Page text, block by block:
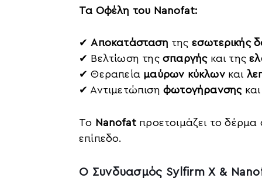
Τα Οφέλη του Nanofat:
✔Αποκατάσταση της εσωτερικής
✔ Βελτίωση της σπαργήςκαι της
✔ Θεραπεία μαύρων κύκλωνκαι
✔ Αντιμετώπιση φωτογήρανσης
Το Nanofat προετοιμάζει το
επίπεδο.
Ο Συνδυασμός Sylfirm X &